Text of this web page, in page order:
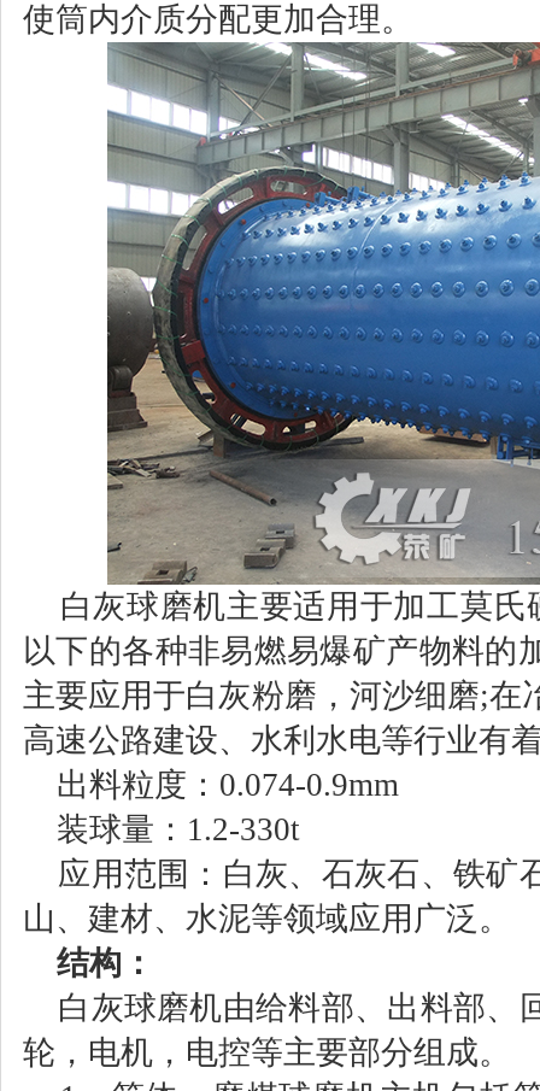
使筒内介质分配更加合理。
白灰球磨机主要适用于加工莫氏
以下的各种非易燃易爆矿产物料的
主要应用于白灰粉磨，河沙细磨;在
高速公路建设、水利水电等行业有
出料粒度：0.074-0.9mm
装球量：1.2-330t
应用范围：白灰、石灰石、铁矿
山、建材、水泥等领域应用广泛。
结构：
白灰球磨机由给料部、出料部、
轮，电机，电控等主要部分组成。